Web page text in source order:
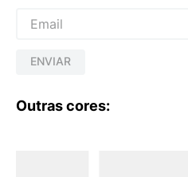
ENVIAR
Outras cores: